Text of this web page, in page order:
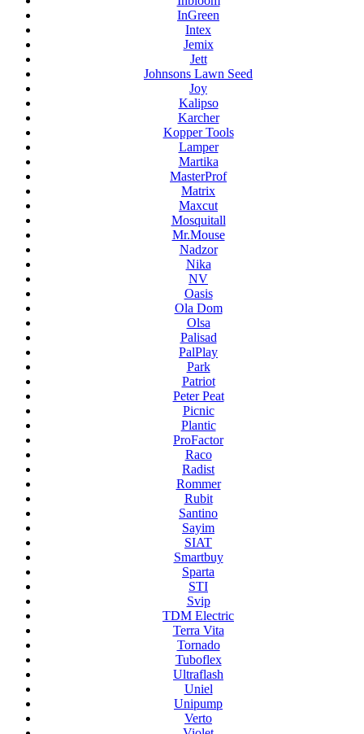
InGreen
Intex
Jemix
Jett
Johnsons Lawn Seed
Joy
Kalipso
Karcher
Kopper Tools
Lamper
Martika
MasterProf
Matrix
Maxcut
Mosquitall
Mr.Mouse
Nadzor
Nika
NV
Oasis
Ola Dom
Olsa
Palisad
PalPlay
Park
Patriot
Peter Peat
Picnic
Plantic
ProFactor
Raco
Radist
Rommer
Rubit
Santino
Sayim
SIAT
Smartbuy
Sparta
STI
Svip
TDM Electric
Terra Vita
Tornado
Tuboflex
Ultraflash
Uniel
Unipump
Verto